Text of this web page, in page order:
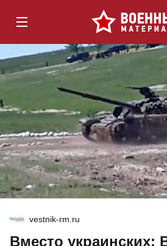
vestnik-rm.ru
Вместо украинских: